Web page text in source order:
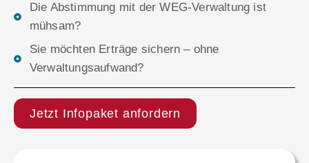
Die Abstimmung mit der WEG-Verwaltung ist
mühsam?
Sie möchten Erträge sichern – ohne
Verwaltungsaufwand?
Jetzt Infopaket anfordern